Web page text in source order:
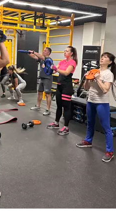
отдых 1-2 минуты.
выполнять несколько
может хватить одного
включать динамичные
легкой атлетики,
атлетики.